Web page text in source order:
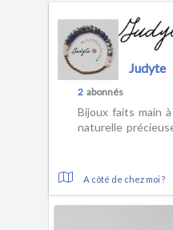
Judyte
2 abonnés
Bijoux faits main
naturelle
A côté de chez moi ?